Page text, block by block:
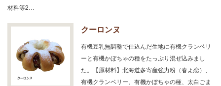
材料等2…
クーロンヌ
有機豆乳無調整で仕込んだ生地に有機クランベリ
ーと有機かぼちゃの種をたっぷり混ぜ込みまし
た。【原材料】北海道多寄産強力粉（春よ恋）、
有機クランベリー、有機かぼちゃの種、太白ごま